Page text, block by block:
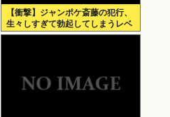
【衝撃】ジャンポケ斎藤の犯行、
生々しすぎて勃起してしまうレベ
ルwww